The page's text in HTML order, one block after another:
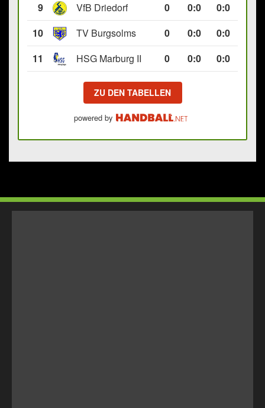
9
VfB Driedorf 0 0:0
0:0
10
TV Burgsolms 0 0:0
0:0
11
HSG Marburg II 0 0:0 0:0
ZU DEN TABELLEN
powered by